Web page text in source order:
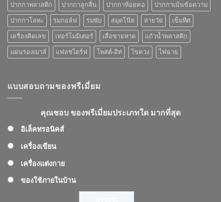
ปากกาพลาสติก ปากกาลูกลื่น ปากกาห้อยคอ ปากกาเน้นข้อความ
ปากกาโลหะ ร่มกอล์ฟ ร่มพับ สมุดโน๊ต สายวัด เข็มทิศ
เครื่องคิดเลข เทอร์โมมิเตอร์ เสื่อชายหาด แก้วน้ำพลาสติก
แผ่นรองเมาส์ แฟลชไดร์ฟ โพสต์-อิท ไขควง ไฟฉาย
แบบสอบถามของพรีเมี่ยม
คุณชอบ ของพรีเมี่ยมประเภทใด มากที่สุด
อิเล็คทรอนิคส์
เครื่องเขียน
เครื่องแต่งกาย
ของใช้ภายในบ้าน